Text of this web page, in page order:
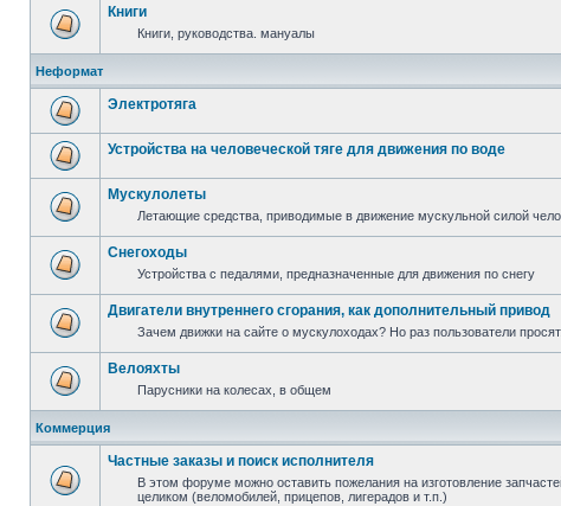
Книги
Книги, руководства. мануалы
Неформат
Электротяга
Устройства на человеческой тяге для движения по воде
Мускулолеты
Летающие средства, приводимые в движение мускульной силой
Снегоходы
Устройства с педалями, предназначенные для движения по снегу
Двигатели внутреннего сгорания, как дополнительный привод
Зачем движки на сайте о мускулоходах? Но раз пользователи
Велояхты
Парусники на колесах, в общем
Коммерция
Частные заказы и поиск исполнителя
В этом форуме можно оставить пожелания на изготовление
целиком (веломобилей, прицепов, лигерадов и т.п.)